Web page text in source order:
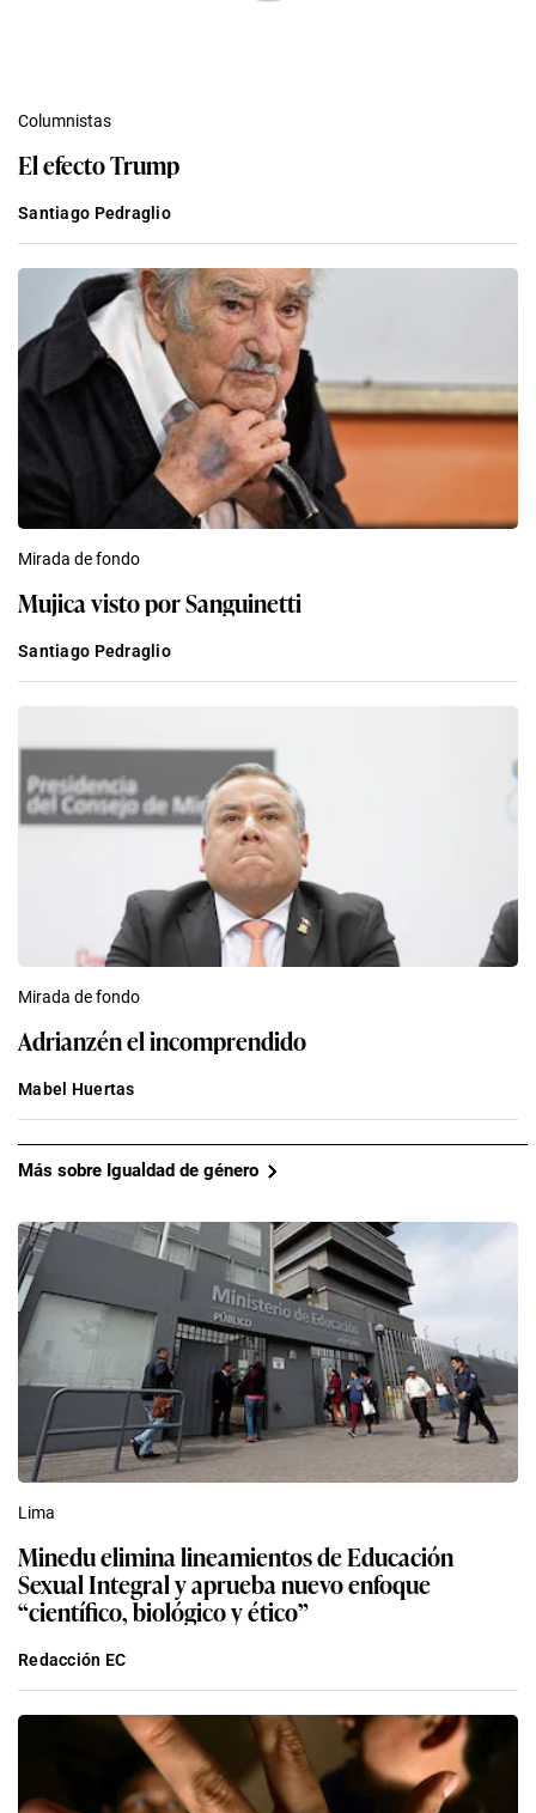
Columnistas
El efecto Trump
Santiago Pedraglio
Mirada de fondo
Mujica visto por Sanguinetti
Santiago Pedraglio
Mirada de fondo
Adrianzén el incomprendido
Mabel Huertas
Más sobre Igualdad de género
Lima
Minedu elimina lineamientos de Educación
Sexual Integral y aprueba nuevo enfoque
“científico, biológico y ético”
Redacción EC